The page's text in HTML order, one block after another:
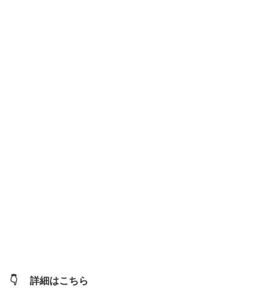
👇 詳細はこちら